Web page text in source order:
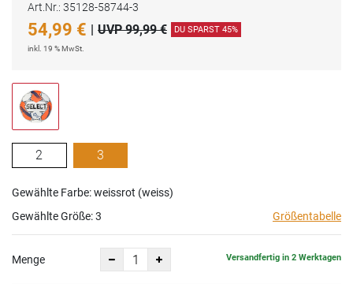
Art.Nr.: 35128-58744-3
54,99 € | UVP 99,99 € DU SPARST 45%
inkl. 19 % MwSt.
2 3
Gewählte Farbe: weissrot (weiss)
Gewählte Größe:3 Größentabelle
Menge Versandfertig in 2 Werktagen